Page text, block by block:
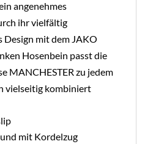
angenehmes
ihr vielfältig
Design mit dem JAKO
Hosenbein passt die
MANCHESTER zu jedem
vielseitig kombiniert
mit Kordelzug